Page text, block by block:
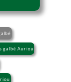
galbé Auriou